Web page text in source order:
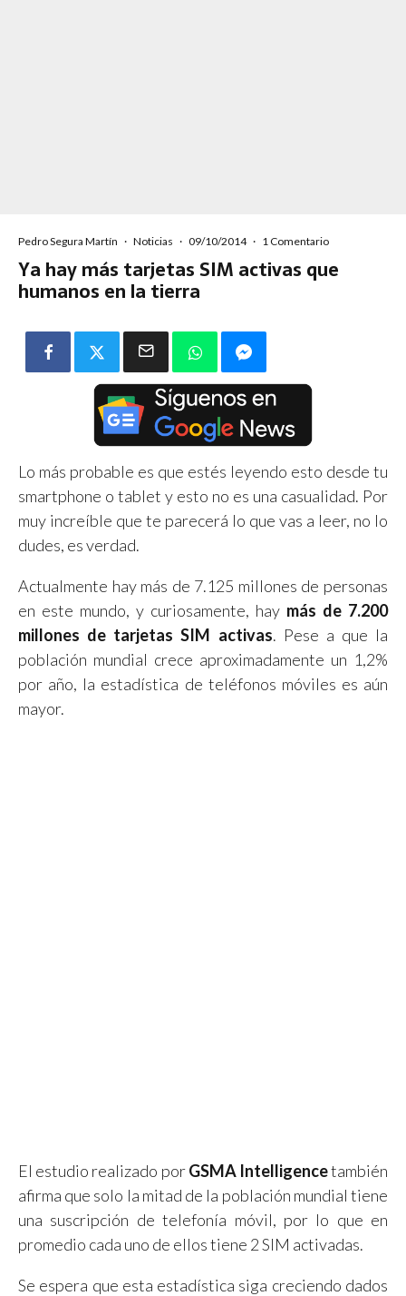
Pedro Segura Martín · Noticias · 09/10/2014 · 1 Comentario
Ya hay más tarjetas SIM activas que
humanos en la tierra
Lo más probable es que estés leyendo esto desde tu
smartphone o tablet y esto no es una casualidad. Por
muy increíble que te parecerá lo que vas a leer, no lo
dudes, es verdad.
Actualmente hay más de 7.125 millones de personas
en este mundo, y curiosamente, hay más de 7.200
millones de tarjetas SIM activas. Pese a que la
población mundial crece aproximadamente un 1,2%
por año, la estadística de teléfonos móviles es aún
mayor.
El estudio realizado porGSMA Intelligencetambién
afirma que solo la mitad de la población mundial tiene
una suscripción de telefonía móvil, por lo que en
promedio cada uno de ellos tiene 2 SIM activadas.
Se espera que esta estadística siga creciendo dados